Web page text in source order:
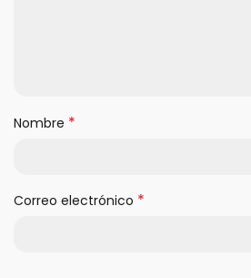
Nombre *
Correo electrónico *